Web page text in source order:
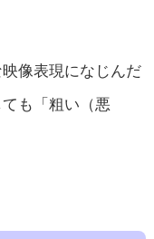
像表現になじんだ
も「粗い（悪